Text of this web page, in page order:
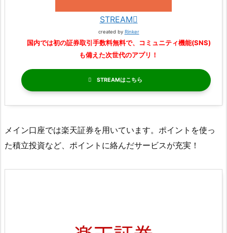
STREAM
created by Rinker
国内では初の証券取引手数料無料で、コミュニティ機能(SNS)
も備えた次世代のアプリ！
STREAM
メイン口座では楽天証券を用いています。ポイントを使っ
た積立投資など、ポイントに絡んだサービスが充実！